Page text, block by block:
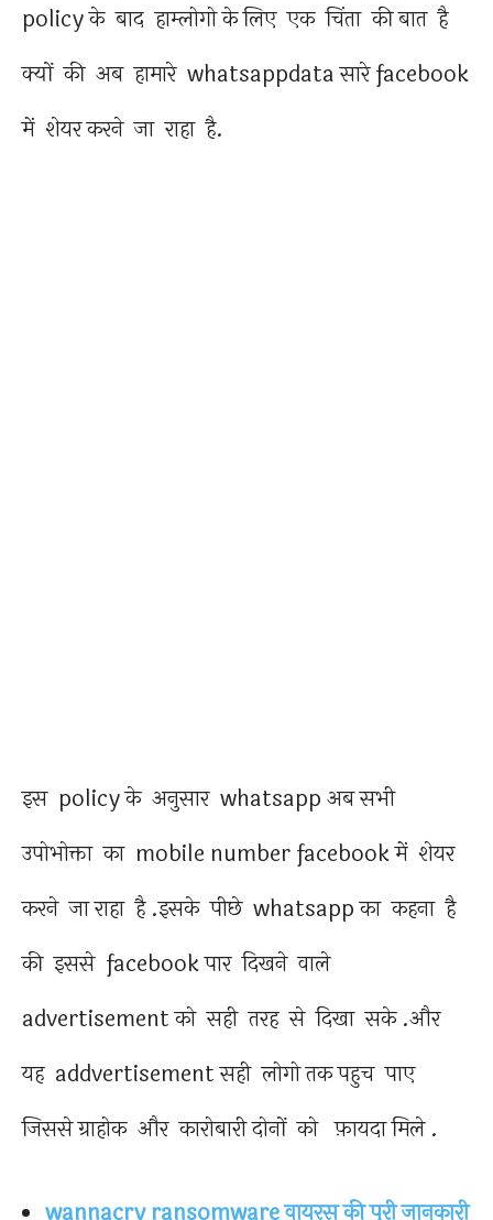
policy के बाद हाम्लोगो के लिए एक चिंता की बात है
क्यों की अब हामारे whatsappdata सारे facebook
में शेयर करने जा राहा है.
इस policy के अनुसार whatsapp अब सभी
उपोभोक्ता का mobile number facebook में शेयर
करने जा राहा है .इसके पीछे whatsapp का कहना है
की इससे facebook पार दिखने वाले
advertisement को सही तरह से दिखा सके .और
यह addvertisement सही लोगो तक पहुच पाए
जिससे ग्राहोक और कारोबारी दोनों को फ़ायदा मिले .
wannacry ransomware वायरस की पूरी जानकारी